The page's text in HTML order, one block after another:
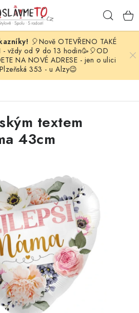
A VLASY
A OZDOBY
🎈Nově OTEVŘENO TAKÉ
- vždy od 9 do 13 hodin🥳🎈OD
NA NOVÉ ADRESE - jen o ulici
353 - u Alzy😉
textem
43cm